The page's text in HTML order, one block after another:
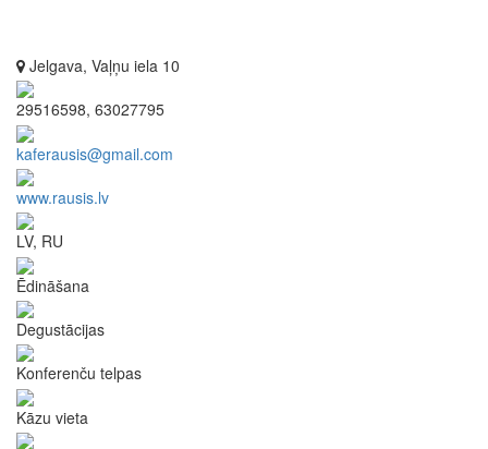
Jelgava, Vaļņu iela 10
29516598, 63027795
kaferausis@gmail.com
www.rausis.lv
LV, RU
Ēdināšana
Degustācijas
Konferenču telpas
Kāzu vieta